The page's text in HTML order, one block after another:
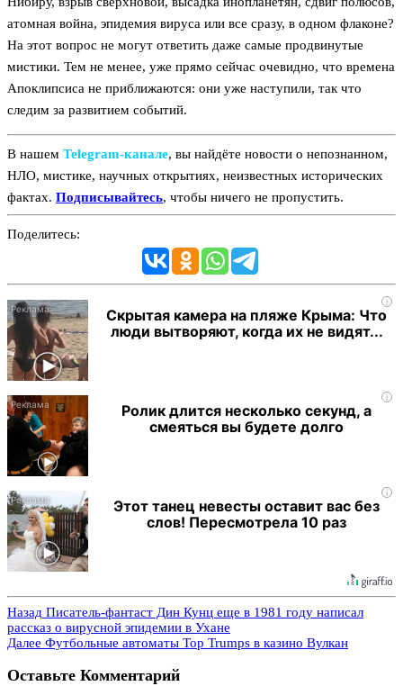
атомная война, эпидемия вируса или все сразу, в одном флаконе?
На этот вопрос не могут ответить даже самые продвинутые
мистики. Тем не менее, уже прямо сейчас очевидно, что времена
Апоклипсиса не приближаются: они уже наступили, так что
следим за развитием событий.
В нашем Telegram‑канале, вы найдёте новости о непознанном,
НЛО, мистике, научных открытиях, неизвестных исторических
фактах. Подписывайтесь, чтобы ничего не пропустить.
Поделитесь:
i
Скрытая камера на пляже Крыма: Что
люди вытворяют, когда их не видят...
i
Ролик длится несколько секунд, а
смеяться вы будете долго
i
Этот танец невесты оставит вас без
слов! Пересмотрела 10 раз
Назад Писатель-фантаст Дин Кунц еще в 1981 году написал
рассказ о вирусной эпидемии в Ухане
Далее Футбольные автоматы Top Trumps в казино Вулкан
Оставьте Комментарий